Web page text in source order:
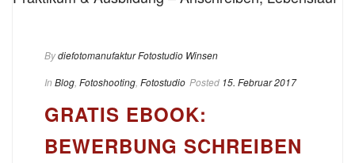
Bydiefotomanufaktur Fotostudio Winsen
In Blog Fotoshooting Fotostudio Posted 15. Februar 2017
GRATIS EBOOK:
BEWERBUNG SCHREIBEN